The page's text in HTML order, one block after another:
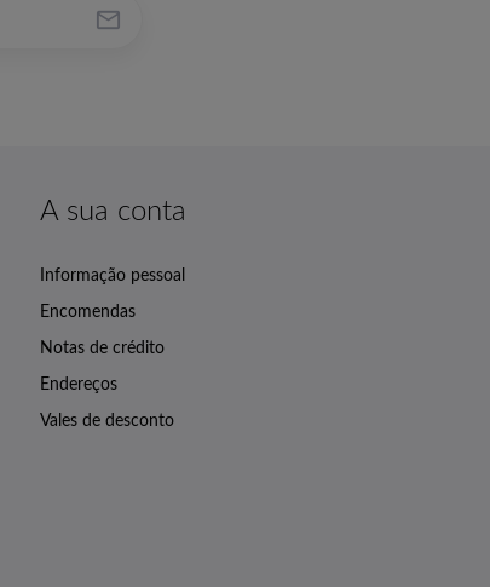

A sua conta
Informação pessoal
Encomendas
Notas de crédito
Endereços
Vales de desconto